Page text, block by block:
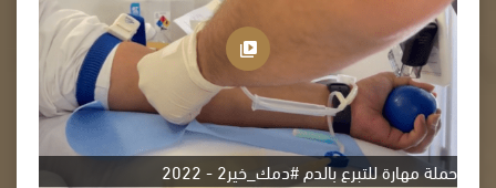
حملة مهارة للتبرع بالدم #دمك_خير2 - 2022